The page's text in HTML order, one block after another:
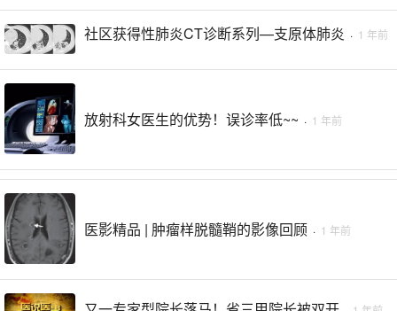
社区获得性肺炎CT诊断系列—支原体肺炎 · 1 年前
放射科女医生的优势！误诊率低~~ · 1 年前
医影精品 | 肿瘤样脱髓鞘的影像回顾 · 1 年前